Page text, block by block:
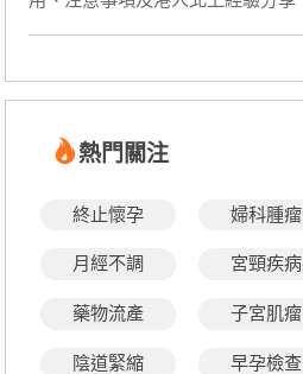
熱門關注
終止懷孕 婦科腫瘤
月經不調 宮頸疾病
藥物流產 子宮肌瘤
陰道緊縮 早孕檢查